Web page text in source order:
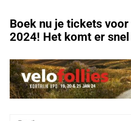
Boek nu je tickets
2024! Het komt er snel